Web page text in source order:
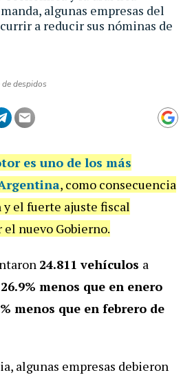
algunas empresas del
a reducir sus nóminas de
despidos
es uno de los más
, como consecuencia
el fuerte ajuste fiscal
nuevo Gobierno.
24.811 vehículos a
26.9% menos que en enero
menos que en febrero de
algunas empresas debieron